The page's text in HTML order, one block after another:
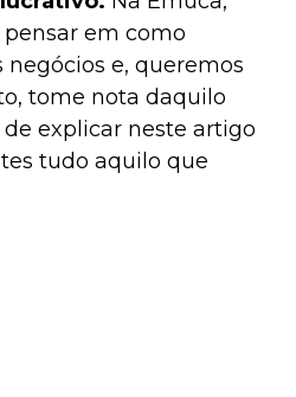
em como
negócios e, queremos
tome nota daquilo
explicar neste artigo
tudo aquilo que